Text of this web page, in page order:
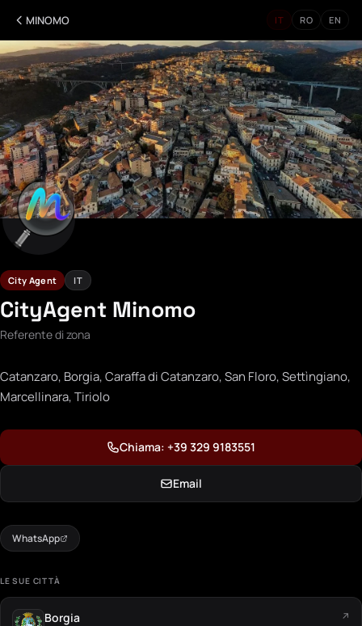
MINOMO IT RO EN
City Agent IT
CityAgent Minomo
Referente di zona
Catanzaro, Borgia, Caraffa di Catanzaro, San Floro, Settìngiano,
Marcellinara, Tiriolo
Chiama: +39 329 9183551
Email
WhatsApp
LE SUE CITTÀ
Borgia ↗